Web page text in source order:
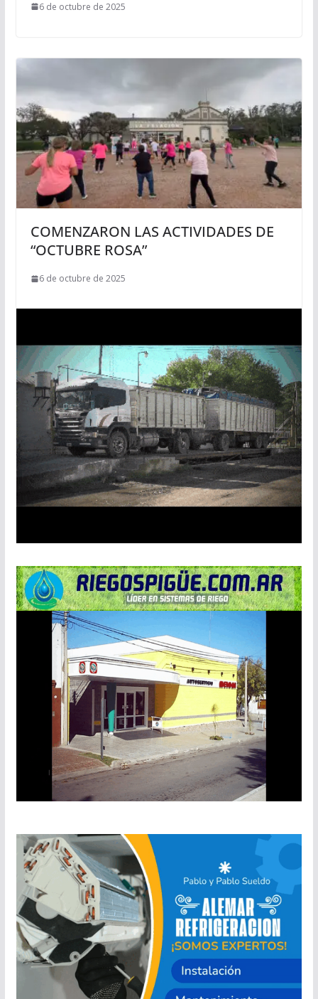
6 de octubre de 2025
COMENZARON LAS ACTIVIDADES DE
“OCTUBRE ROSA”
6 de octubre de 2025